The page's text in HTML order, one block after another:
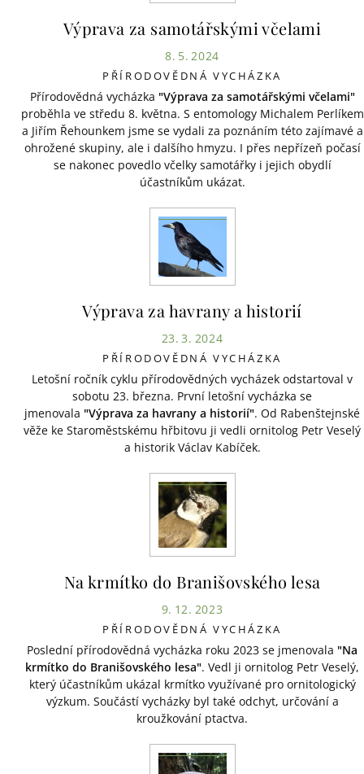
Výprava za samotářskými včelami
8. 5. 2024
PŘÍRODOVĚDNÁ VYCHÁZKA
Přírodovědná vycházka "Výprava za samotářskými včelami"
proběhla ve středu 8. května. S entomology Michalem Perlíkem
a Jiřím Řehounkem jsme se vydali za poznáním této zajímavé a
ohrožené skupiny, ale i dalšího hmyzu. I přes nepřízeň počasí
se nakonec povedlo včelky samotářky i jejich obydlí
účastníkům ukázat.
Výprava za havrany a historií
23. 3. 2024
PŘÍRODOVĚDNÁ VYCHÁZKA
Letošní ročník cyklu přírodovědných vycházek odstartoval v
sobotu 23. března. První letošní vycházka se
jmenovala "Výprava za havrany a historií". Od Rabenštejnské
věže ke Staroměstskému hřbitovu ji vedli ornitolog Petr Veselý
a historik Václav Kabíček.
Na krmítko do Branišovského lesa
9. 12. 2023
PŘÍRODOVĚDNÁ VYCHÁZKA
Poslední přírodovědná vycházka roku 2023 se jmenovala "Na
krmítko do Branišovského lesa". Vedl ji ornitolog Petr Veselý,
který účastníkům ukázal krmítko využívané pro ornitologický
výzkum. Součástí vycházky byl také odchyt, určování a
kroužkování ptactva.